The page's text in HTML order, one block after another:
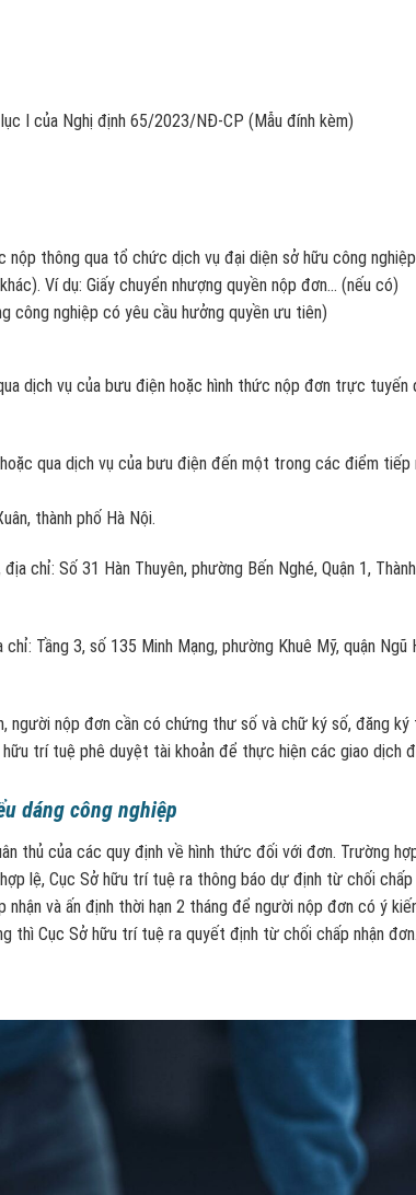
I của Nghị định 65/2023/NĐ-CP (Mẫu đính kèm)
nộp thông qua tổ chức dịch vụ đại diện sở hữu công
Ví dụ: Giấy chuyển nhượng quyền nộp đơn… (nếu có)
công nghiệp có yêu cầu hưởng quyền ưu tiên)
dịch vụ của bưu điện hoặc hình thức nộp đơn trực tuyến
qua dịch vụ của bưu điện đến một trong các điểm tiếp
thành phố Hà Nội.
chỉ: Số 31 Hàn Thuyên, phường Bến Nghé, Quận 1,
Tầng 3, số 135 Minh Mạng, phường Khuê Mỹ, quận Ngũ
nộp đơn cần có chứng thư số và chữ ký số, đăng ký
trí tuệ phê duyệt tài khoản để thực hiện các giao dịch
dáng công nghiệp
thủ của các quy định về hình thức đối với đơn. Trường
lệ, Cục Sở hữu trí tuệ ra thông báo dự định từ chối chấp
và ấn định thời hạn 2 tháng để người nộp đơn có ý
thì Cục Sở hữu trí tuệ ra quyết định từ chối chấp nhận